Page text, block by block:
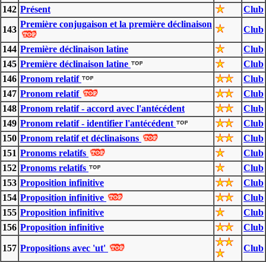
142 Présent
Club
143
Première conjugaison et la première déclinaison
Club
144 Première déclinaison latine
Club
145 Première déclinaison latine
Club
146 Pronom relatif
Club
147 Pronom relatif
Club
148 Pronom relatif - accord avec l'antécédent
Club
149 Pronom relatif - identifier l'antécédent
Club
150 Pronom relatif et déclinaisons
Club
151 Pronoms relatifs
Club
152 Pronoms relatifs
Club
153 Proposition infinitive
Club
154 Proposition infinitive
Club
155 Proposition infinitive
Club
156 Proposition infinitive Club
157 Propositions avec 'ut'
Club